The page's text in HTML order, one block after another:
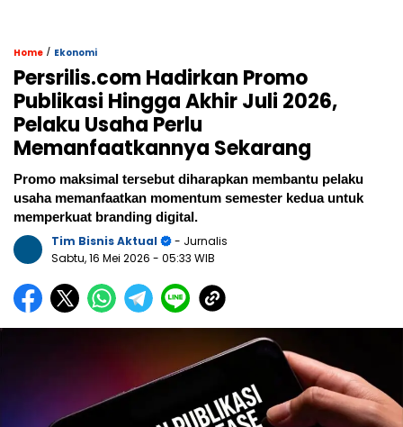
Home / Ekonomi
Persrilis.com Hadirkan Promo
Publikasi Hingga Akhir Juli 2026,
Pelaku Usaha Perlu
Memanfaatkannya Sekarang
Promo maksimal tersebut diharapkan membantu pelaku
usaha memanfaatkan momentum semester kedua untuk
memperkuat branding digital.
Tim Bisnis Aktual
- Jurnalis
Sabtu, 16 Mei 2026 - 05:33 WIB